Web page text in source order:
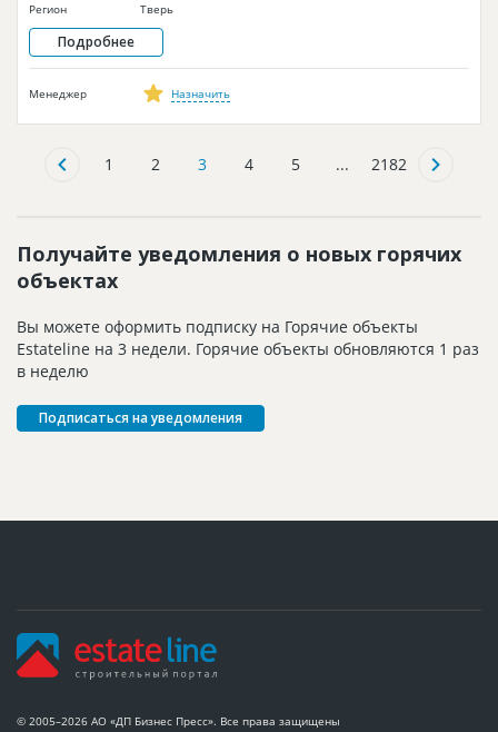
Регион
Тверь
Подробнее
Менеджер Назначить
1 2 3 4 5 ... 2182
Получайте уведомления о новых горячих
объектах
Вы можете оформить подписку на Горячие объекты
Estateline на 3 недели. Горячие объекты обновляются 1 раз
в неделю
Подписаться на уведомления
© 2005–2026 АО «ДП Бизнес Пресс». Все права защищены